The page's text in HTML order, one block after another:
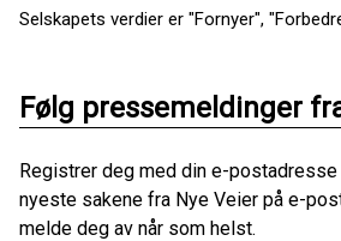
Selskapets verdier er "Fornyer",
Følg pressemeldinger
Registrer deg med din e-
nyeste sakene fra Nye Veier på e-
melde deg av når som helst.